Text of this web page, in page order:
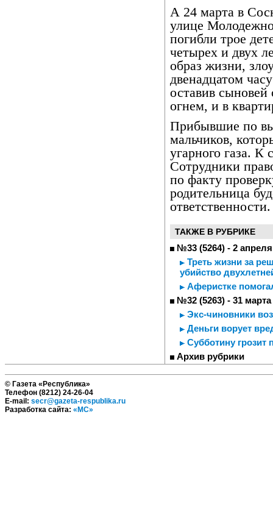
А 24 марта в
улице
погибли трое
четырех и двух
образ жизни,
двенадцатом
оставив
огнем, и в
Прибывшие по
мальчиков,
угарного газа. К
Сотрудники
по факту
родительница
ответственности.
ТАКЖЕ В РУБРИКЕ
№33 (5264) - 2 апреля
Треть жизни за
убийство
Аферистке
№32 (5263) - 31 марта
Экс-чиновники
Деньги ворует
Субботину грозит
Архив рубрики
© Газета «Республика»
Телефон (8212) 24-26-04
E-mail: secr@gazeta-respublika.ru
Разработка сайта: «МС»